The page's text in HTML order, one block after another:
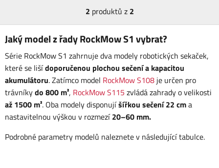
2 produktů z 2
Jaký model z řady RockMow S1 vybrat?
Série RockMow S1 zahrnuje dva modely robotických sekaček,
které se lišídoporučenou plochou sečení a kapacitou
akumulátoru. Zatímco model RockMow S108 je určen pro
trávníkydo 800 m², RockMow S115 zvládá zahrady o velikosti
až 1500 m². Oba modely disponujíšířkou sečení 22 cma
nastavitelnou výškou v rozmezí20–60 mm.
Podrobné parametry modelů naleznete v následující tabulce.